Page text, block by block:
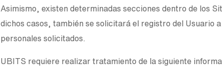
Asimismo, existen determinadas secciones dentro de los
dichos casos, también se solicitará el registro del Usuario
personales solicitados.
UBITS requiere realizar tratamiento de la siguiente